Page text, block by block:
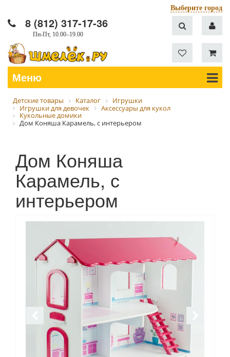
Выберите город
8 (812) 317-17-36
Пн-Пт, 10.00–19.00
Меню
Детские товары Каталог
Игрушки
Игрушки для девочек
Аксессуары для кукол
Кукольные домики
Дом Коняша Карамель, с интерьером
Дом Коняша
Карамель, с
интерьером